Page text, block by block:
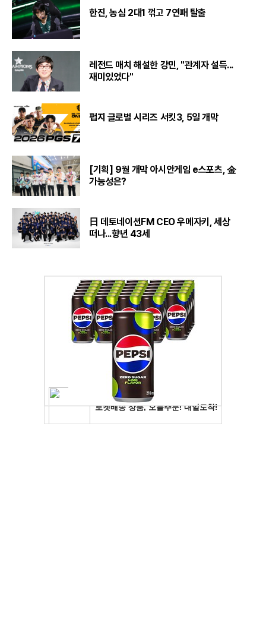
한진, 농심 2대1 꺾고 7연패 탈출
레전드 매치 해설한 강민, "관계자 설득...
재미있었다"
펍지 글로벌 시리즈 서킷3, 5일 개막
[기획] 9월 개막 아시안게임 e스포츠, 金
가능성은?
日 데토네이션FM CEO 우메자키, 세상
떠나...향년 43세